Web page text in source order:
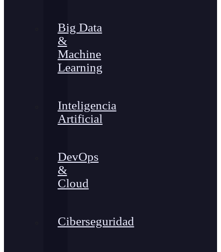
Big Data
&
Machine
Learning
Inteligencia
Artificial
DevOps
&
Cloud
Ciberseguridad